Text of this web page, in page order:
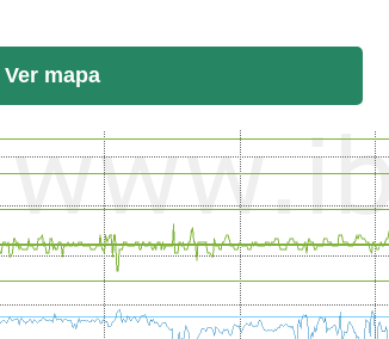
Ver mapa